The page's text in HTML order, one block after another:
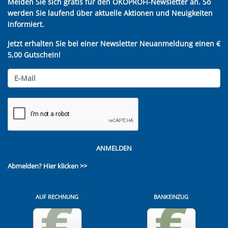
werden Sie laufend über aktuelle Aktionen und Neuigkeiten
informiert.
Jetzt erhalten Sie bei einer Newsletter Neuanmeldung einen €
5,00 Gutschein!
ANMELDEN
Abmelden? Hier klicken >>
AUF RECHNUNG BANKEINZUG